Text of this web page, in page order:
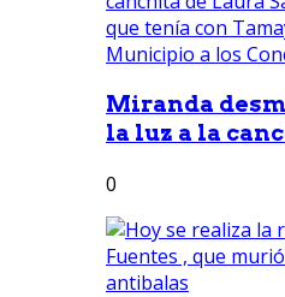
Miranda
la luz a la
0